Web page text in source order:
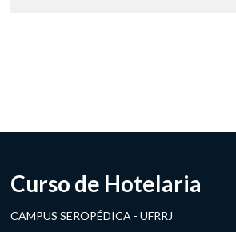
Curso de Hotelaria
CAMPUS SEROPÉDICA - UFRRJ